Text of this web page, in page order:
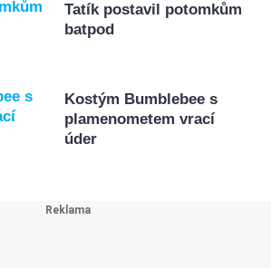
Tatík postavil potomkům
batpod
Kostým Bumblebee s
plamenometem vrací
úder